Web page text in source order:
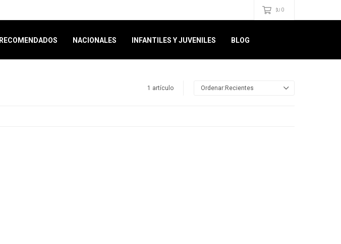
RECOMENDADOS NACIONALES INFANTILES Y JUVENILES BLOG
$U 0
1 artículo Recientes